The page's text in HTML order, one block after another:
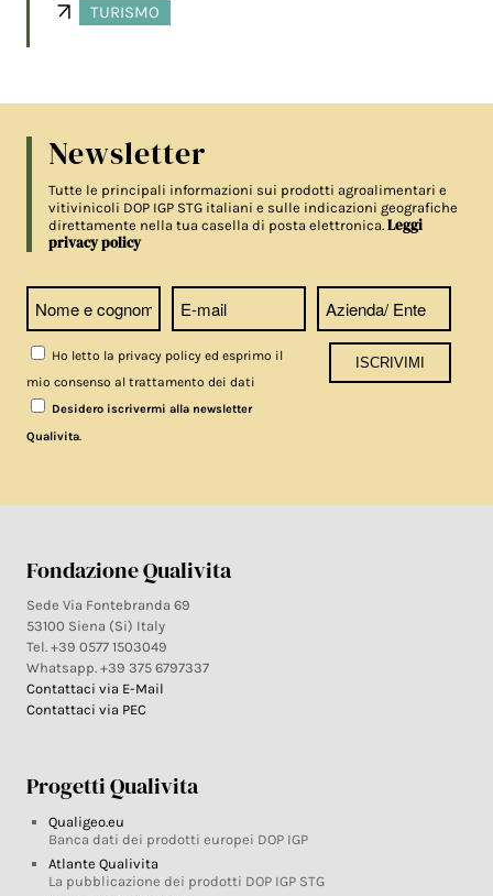
TURISMO
Newsletter
Tutte le principali informazioni sui prodotti agroalimentari e
vitivinicoli DOP IGP STG italiani e sulle indicazioni geografiche
direttamente nella tua casella di posta elettronica.Leggi
privacy policy
Ho letto la privacy policy ed esprimo il
mio consenso al trattamento dei dati
Desidero iscrivermi alla newsletter
Qualivita.
Fondazione Qualivita
Sede Via Fontebranda 69
53100 Siena (Si) Italy
Tel. +39 0577 1503049
Whatsapp. +39 375 6797337
Contattaci via E-Mail
Contattaci via PEC
Progetti Qualivita
Qualigeo.eu
Banca dati dei prodotti europei DOP IGP
Atlante Qualivita
La pubblicazione dei prodotti DOP IGP STG